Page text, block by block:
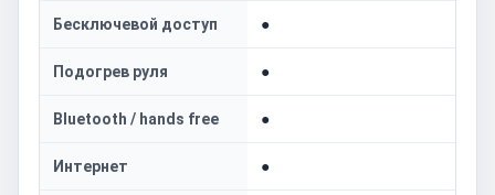
Бесключевой доступ ●
Подогрев руля ●
Bluetooth / hands free ●
Интернет ●